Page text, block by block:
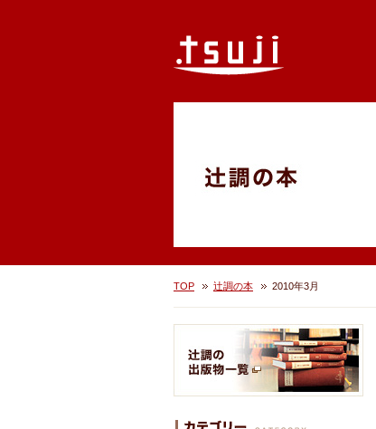
TOP 辻調の本 2010年3月